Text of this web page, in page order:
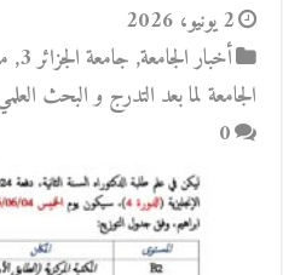
2 يونيو، 2026
أخبار الجامعة, جامعة الجزائر 3 ,
الجامعة لما بعد التدرج و البحث
0